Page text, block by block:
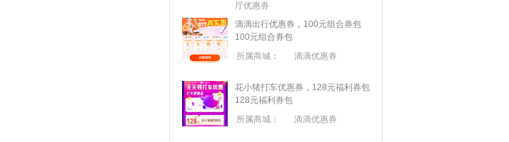
厅优惠券
滴滴出行优惠券，100元组合券包
100元组合券包
所属商城：
滴滴优惠券
花小猪打车优惠券，128元福利券包
128元福利券包
所属商城：
滴滴优惠券